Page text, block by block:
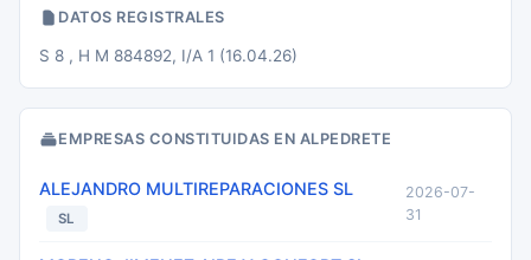
DATOS REGISTRALES
S 8 , H M 884892, I/A 1 (16.04.26)
EMPRESAS CONSTITUIDAS EN ALPEDRETE
ALEJANDRO MULTIREPARACIONES SL
SL
2026-07-
31